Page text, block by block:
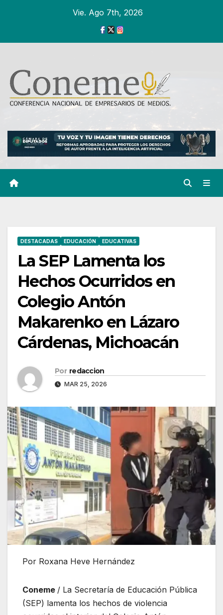
Vie. Ago 7th, 2026
DESTACADAS EDUCACIÓN EDUCATIVAS
La SEP Lamenta los
Hechos Ocurridos en
Colegio Antón
Makarenko en Lázaro
Cárdenas, Michoacán
Por redaccion
MAR 25, 2026
Por Roxana Heve Hernández
Coneme / La Secretaría de Educación Pública
(SEP) lamenta los hechos de violencia